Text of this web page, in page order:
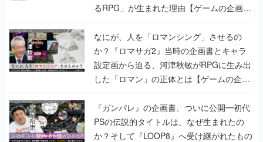
るRPG」が生まれた理由【ゲームの企画
書】
なにが、人を「ロマンシング」させるの
か？『ロマサガ2』当時の企画書とキャラ
設定画から迫る、河津秋敏がRPGに生み出
した「ロマン」の正体とは【ゲームの企画
書】
『ガンパレ』の企画書、ついに公開━初代
PSの伝説的タイトルは、なぜ生まれたの
か？そして『LOOP8』へ受け継がれたもの